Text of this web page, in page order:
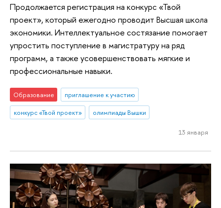
Продолжается регистрация на конкурс «Твой
проект», который ежегодно проводит Высшая школа
экономики. Интеллектуальное состязание помогает
упростить поступление в магистратуру на ряд
программ, а также усовершенствовать мягкие и
профессиональные навыки.
Образование
приглашение к участию
конкурс «Твой проект»
олимпиады Вышки
13 января